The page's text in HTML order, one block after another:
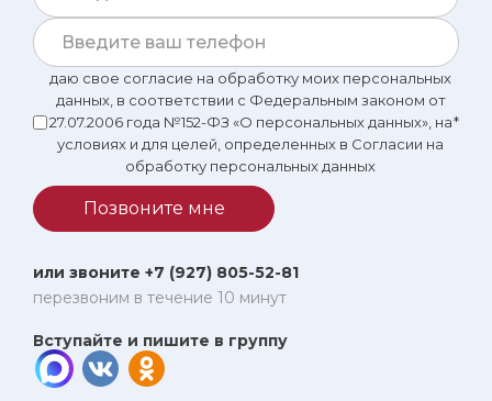
даю свое согласие на обработку моих персональных
данных, в соответствии с Федеральным законом от
27.07.2006 года №152-ФЗ «О персональных данных», на
условиях и для целей, определенных в Согласии на
обработку персональных данных
*
Позвоните мне
или звоните +7 (927) 805-52-81
перезвоним в течение 10 минут
Вступайте и пишите в группу